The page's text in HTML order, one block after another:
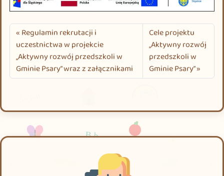
Regulamin rekrutacji i
uczestnictwa w projekcie
„Aktywny rozwój przedszkoli w
Gminie Psary” wraz z załącznikami
Cele projektu
„Aktywny rozwój
przedszkoli w
Gminie Psary”